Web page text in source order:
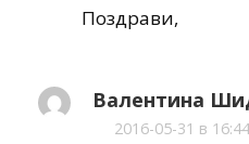
Поздрави,
Валентина
2016-05-31 в 16:44